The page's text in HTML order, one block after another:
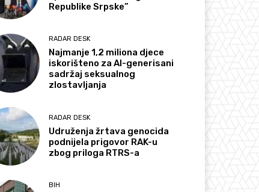
Republike Srpske”
RADAR DESK
Najmanje 1,2 miliona djece
iskorišteno za AI-generisani
sadržaj seksualnog
zlostavljanja
RADAR DESK
Udruženja žrtava genocida
podnijela prigovor RAK-u
zbog priloga RTRS-a
BIH